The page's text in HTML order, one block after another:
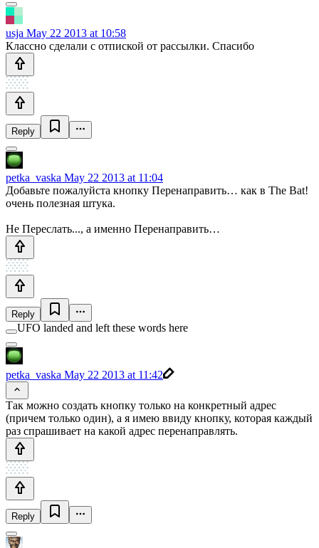
usja May 22 2013 at 10:58
Классно сделали с отпиской от рассылки. Спасибо
Reply
petka_vaska May 22 2013 at 11:04
Добавьте пожалуйста кнопку Перенаправить… как в The Bat!
очень полезная штука.
Не Переслать..., а именно Перенаправить…
Reply
UFO landed and left these words here
petka_vaska May 22 2013 at 11:42
Так можно создать кнопку только на конкретный адрес
(причем только один), а я имею ввиду кнопку, которая каждый
раз спрашивает на какой адрес перенаправлять.
Reply